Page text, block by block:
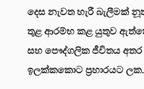
දෙස නැවත හැරී බැලීමක්
තුළ ආරම්භ කළ යුතුව
සහ පෞද්ගලික ජීවිතය අතර
ඉලක්කකොට ප්‍රහාරයට